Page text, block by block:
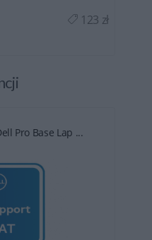
123 zł
Pro Base Lap ...